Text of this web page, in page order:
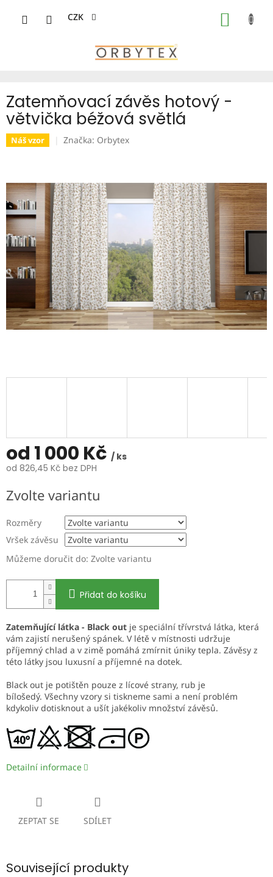
CZK
Zatemňovací závěs hotový -
větvička béžová světlá
Náš vzor Značka: Orbytex
od 1 000 Kč / ks
od 826,45 Kč bez DPH
cena:
Zvolte variantu
Rozměry
Vršek závěsu
Můžeme doručit do: Zvolte variantu
Přidat do košíku
Zatemňující látka - Black out je speciální třívrstvá látka, která
vám zajistí nerušený spánek. V létě v místnosti udržuje
příjemný chlad a v zimě pomáhá zmírnit úniky tepla. Závěsy z
této látky jsou luxusní a příjemné na dotek.
Black out je potištěn pouze z lícové strany, rub je
bílošedý. Všechny vzory si tiskneme sami a není problém
kdykoliv dotisknout a ušít jakékoliv množství závěsů.
Detailní informace
ZEPTAT SE SDÍLET
Související produkty